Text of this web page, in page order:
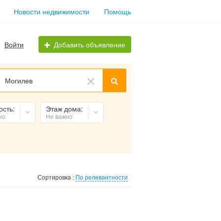
Новости недвижимости Помощь
Войти Добавить объявление
Могилев
Этаж дома:
Не важно
Сортировка : По релевантности